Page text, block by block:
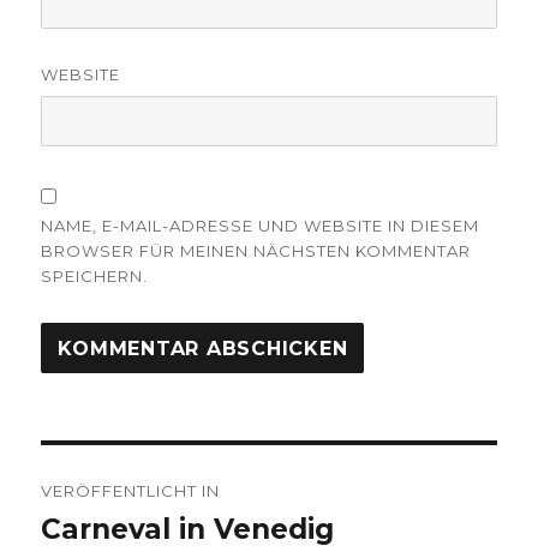
WEBSITE
NAME, E-MAIL-ADRESSE UND WEBSITE IN DIESEM
BROWSER FÜR MEINEN NÄCHSTEN KOMMENTAR
SPEICHERN.
VERÖFFENTLICHT IN
Carneval in Venedig